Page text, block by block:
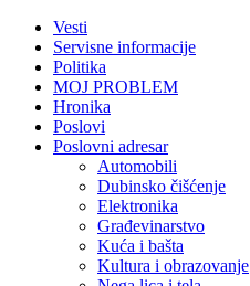
Vesti
Servisne informacije
Politika
MOJ PROBLEM
Hronika
Poslovi
Poslovni adresar
Automobili
Dubinsko čišćenje
Elektronika
Građevinarstvo
Kuća i bašta
Kultura i obrazovanje